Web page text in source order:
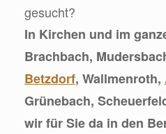
gesucht?
In Kirchen und im
Brachbach,
Betzdorf, Wallmenroth,
Grünebach,
wir für Sie da in den